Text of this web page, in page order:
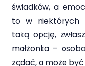
świadków, a
to w niektórych
taką opcję,
małżonka –
żądać, a może